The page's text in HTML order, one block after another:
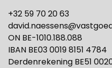
+32 59 70 20 63
ON BE-1010.188.088
IBAN BE03 0019 8151 4784
Derdenrekening BE51